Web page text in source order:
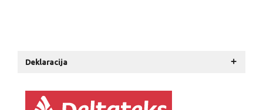
Deklaracija +